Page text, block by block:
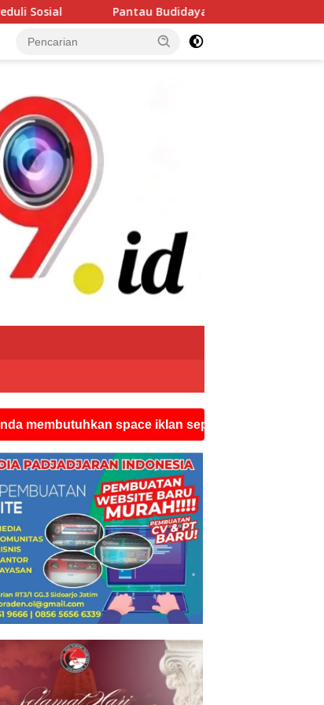
Lele di Genengwaru, Bhabinkamtibmas Pastikan
space iklan seperti ini silahkan hubungi